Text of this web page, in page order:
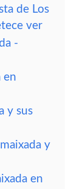
de Los
ver
-
en
y sus
y
en